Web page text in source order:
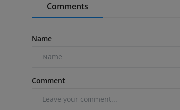
Comments
Name
Comment